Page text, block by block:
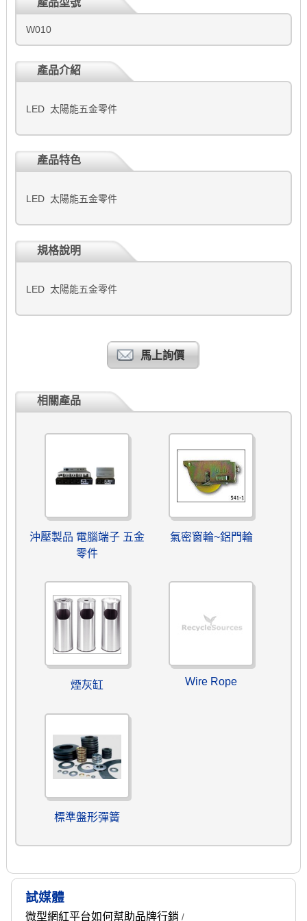
W010
產品介紹
LED 太陽能五金零件
產品特色
LED 太陽能五金零件
規格說明
LED 太陽能五金零件
馬上詢價
相關產品
沖壓製品 電腦端子 五金
零件
氣密窗輪~鋁門輪
煙灰缸 Wire Rope
標準盤形彈簧
試媒體
微型網紅平台如何幫助品牌行銷 /